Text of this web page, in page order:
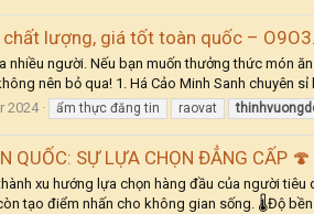
lượng, giá tốt toàn quốc –
nhiều người. Nếu bạn muốn thưởng thức món
nên bỏ qua! 1. Há Cảo Minh Sanh chuyên sỉ
2024 ẩm thực đăng tin raovat
QUỐC: SỰ LỰA CHỌN ĐẲNG CẤP 🍄
xu hướng lựa chọn hàng đầu của người
tạo điểm nhấn cho không gian sống. 🌡️Độ